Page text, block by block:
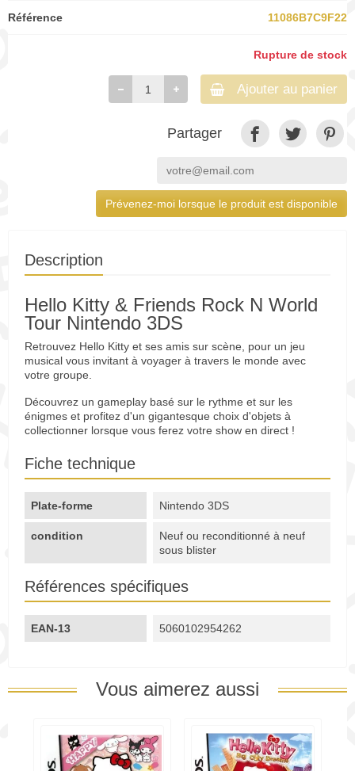
Référence 11086B7C9F22
Rupture de stock
Ajouter au panier
Partager
Prévenez-moi lorsque le produit est disponible
Description
Hello Kitty & Friends Rock N World
Tour Nintendo 3DS
Retrouvez Hello Kitty et ses amis sur scène, pour un jeu
musical vous invitant à voyager à travers le monde avec
votre groupe.
Découvrez un gameplay basé sur le rythme et sur les
énigmes et profitez d'un gigantesque choix d'objets à
collectionner lorsque vous ferez votre show en direct !
Fiche technique
Plate-forme Nintendo 3DS
condition
Neuf ou reconditionné à neuf
sous blister
Références spécifiques
EAN-13 5060102954262
Vous aimerez aussi